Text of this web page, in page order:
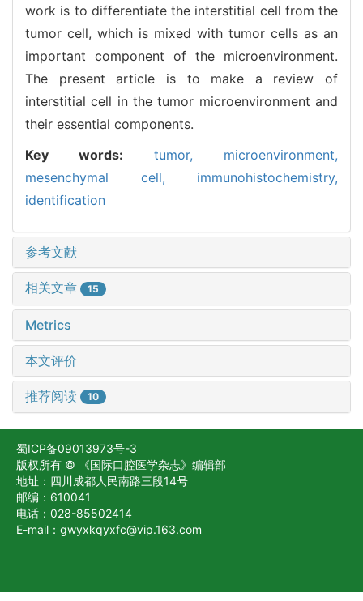
work is to differentiate the interstitial cell from the
tumor cell, which is mixed with tumor cells as an
important component of the microenvironment.
The present article is to make a review of
interstitial cell in the tumor microenvironment and
their essential components.
Key words: tumor, microenvironment,
mesenchymal cell, immunohistochemistry,
identification
参考文献
相关文章 15
Metrics
本文评价
推荐阅读 10
蜀ICP备09013973号-3
版权所有 © 《国际口腔医学杂志》编辑部
地址：四川成都人民南路三段14号
邮编：610041
电话：028-85502414
E-mail：gwyxkqyxfc@vip.163.com